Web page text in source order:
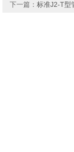
下一篇： 标准J2-T型